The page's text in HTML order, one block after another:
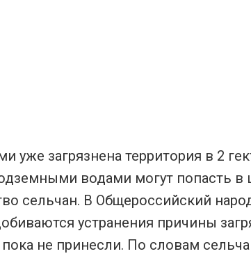
уже загрязнена территория в 2
водами могут попасть
сельчан. В Общероссийский
устранения причины
пока не принесли. По словам